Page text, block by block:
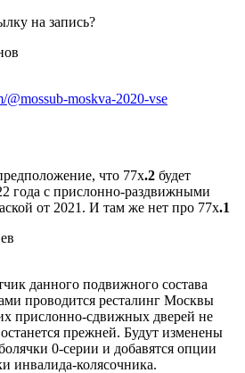
на запись?
@mossub-moskva-2020-vse
что 77х.2 будет
года с прислонно-раздвижными
от 2021. И там же нет про 77х.1
данного подвижного состава
проводится ресталинг Москвы
прислонно-сдвижных дверей не
останется прежней. Будут изменены
0-серии и добавятся опции
инвалида-колясочника.